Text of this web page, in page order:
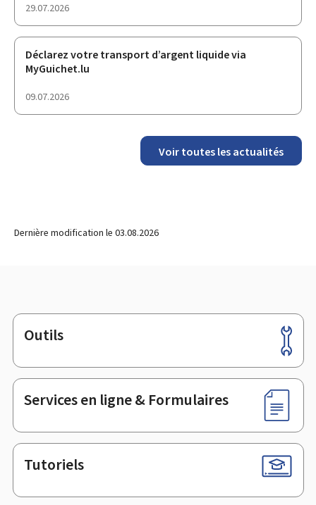
date
publication
29.07.2026
Déclarez votre transport d’argent liquide via
MyGuichet.lu
date
09.07.2026
Voir toutes les actualités
Dernière modification le 03.08.2026
Pied
de
page
Outils
Services en ligne & Formulaires
Tutoriels